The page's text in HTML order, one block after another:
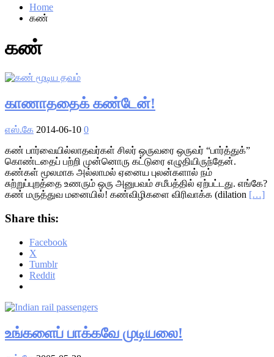
Home
கண்
கண்
காணாததைக் கண்டேன்!
எஸ்.கே 2014-06-10 0
கண் பார்வையில்லாதவர்கள் சிலர் ஒருவரை ஒருவர் “பார்த்துக்”
கொண்டதைப் பற்றி முன்னொரு கட்டுரை எழுதியிருந்தேன்.
கண்கள் மூலமாக அல்லாமல் ஏனைய புலன்களால் நம்
சுற்றுப்புறத்தை உணரும் ஒரு அனுபவம் சமீபத்தில் ஏற்பட்டது. எங்கே?
கண் மருத்துவ மனையில்! கண்விழிகளை விரிவாக்க (dilation […]
Share this:
Facebook
X
Tumblr
Reddit
உங்களைப் பாக்கவே முடியலை!